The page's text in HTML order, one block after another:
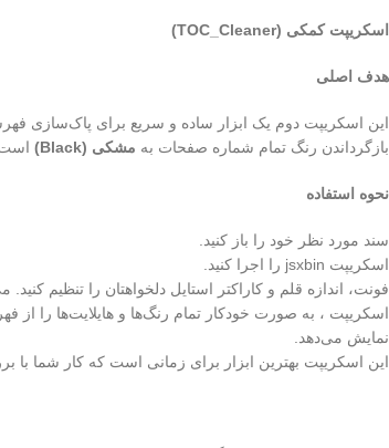
اسکریپت کمکی (TOC_Cleaner)
هدف اصلی
این اسکریپت دوم یک ابزار ساده و سریع برای پاک‌سازی
بازگرداندن رنگ تمام شماره صفحات به مشکی (Black)
نحوه استفاده
سند مورد نظر خود را باز کنید.
اسکریپت jsxbin را اجرا کنید.
فونت، اندازه قلم و کاراکتر استایل دلخواهتان را تنظیم
اسکریپت ، به صورت خودکار تمام رنگ‌ها و هایلایت‌ها را
نمایش می‌دهد.
این اسکریپت بهترین ابزار برای زمانی است که کار شما